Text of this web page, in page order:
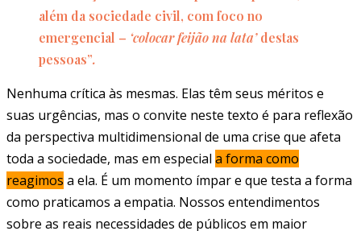
além da sociedade civil, com foco no
emergencial – ‘colocar feijão na lata’destas
pessoas”.
Nenhuma crítica às mesmas. Elas têm seus méritos e
suas urgências, mas o convite neste texto é para reflexão
da perspectiva multidimensional de uma crise que afeta
toda a sociedade, mas em especial a forma como
reagimos a ela. É um momento ímpar e que testa a forma
como praticamos a empatia. Nossos entendimentos
sobre as reais necessidades de públicos em maior